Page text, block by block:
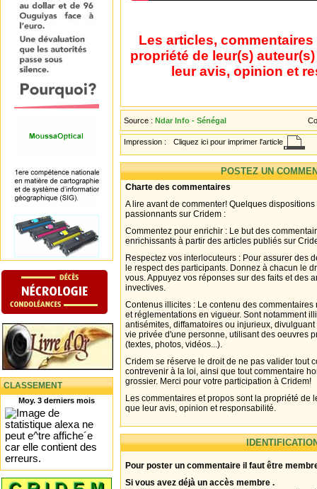
CLASSEMENT
Moy. 3 derniers mois
Les articles,
propriété de leur(s)
leur avis, opinion et
Source : Ndar Info - Sénégal
Impression : Cliquez ici pour imprimer l'article
POSTEZ UN
Charte des commentaires
A lire avant de commenter! Quelques
passionnants sur Cridem :
Commentez pour enrichir : Le but des
enrichissants à partir des articles publiés sur
Respectez vos interlocuteurs : Pour assurer des
le respect des participants. Donnez à chacun le
vous. Appuyez vos réponses sur des faits et des
invectives.
Contenus illicites : Le contenu des
et réglementations en vigueur. Sont notamment
antisémites, diffamatoires ou injurieux,
vie privée d'une personne, utilisant des oeuvres
(textes, photos, vidéos...).
Cridem se réserve le droit de ne pas valider tout
contrevenir à la loi, ainsi que tout commentaire
grossier. Merci pour votre participation à Cridem!
Les commentaires et propos sont la propriété de
que leur avis, opinion et responsabilité.
Pour poster un commentaire il faut être
Si vous avez déjà un accès membre .